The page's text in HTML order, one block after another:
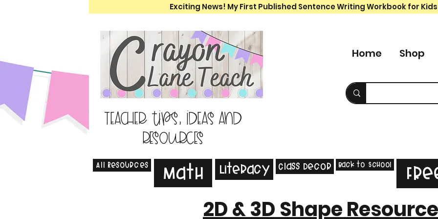
Exciting News! My First Published Sentence Writing Workbook for
Teacher tips, ideas and
resources
Home Shop
All Resources Math Literacy Class Decor Back to School
2D & 3D Shape